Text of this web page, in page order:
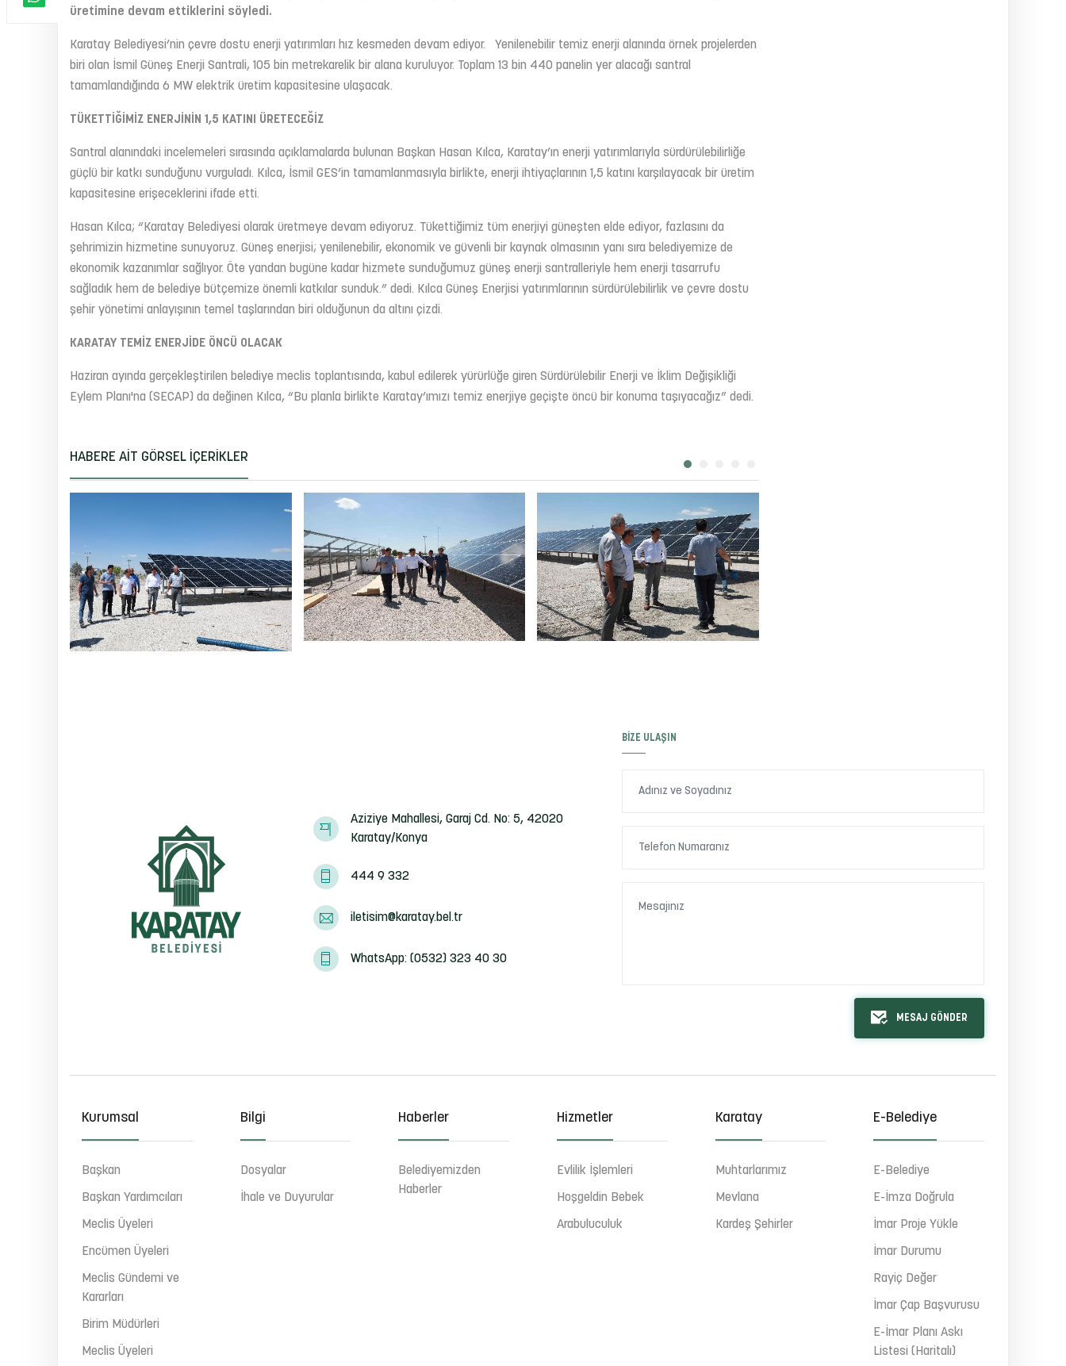
üretimine devam ettiklerini söyledi.
Karatay Belediyesi’nin çevre dostu enerji yatırımları hız kesmeden devam ediyor. Yenilenebilir temiz enerji alanında örnek projelerden
biri olan İsmil Güneş Enerji Santrali, 105 bin metrekarelik bir alana kuruluyor. Toplam 13 bin 440 panelin yer alacağı santral
tamamlandığında 6 MW elektrik üretim kapasitesine ulaşacak.
TÜKETTİĞİMİZ ENERJİNİN 1,5 KATINI ÜRETECEĞİZ
Santral alanındaki incelemeleri sırasında açıklamalarda bulunan Başkan Hasan Kılca, Karatay’ın enerji yatırımlarıyla sürdürülebilirliğe
güçlü bir katkı sunduğunu vurguladı. Kılca, İsmil GES’in tamamlanmasıyla birlikte, enerji ihtiyaçlarının 1,5 katını karşılayacak bir üretim
kapasitesine erişeceklerini ifade etti.
Hasan Kılca; “Karatay Belediyesi olarak üretmeye devam ediyoruz. Tükettiğimiz tüm enerjiyi güneşten elde ediyor, fazlasını da
şehrimizin hizmetine sunuyoruz. Güneş enerjisi; yenilenebilir, ekonomik ve güvenli bir kaynak olmasının yanı sıra belediyemize de
ekonomik kazanımlar sağlıyor. Öte yandan bugüne kadar hizmete sunduğumuz güneş enerji santralleriyle hem enerji tasarrufu
sağladık hem de belediye bütçemize önemli katkılar sunduk.” dedi. Kılca Güneş Enerjisi yatırımlarının sürdürülebilirlik ve çevre dostu
şehir yönetimi anlayışının temel taşlarından biri olduğunun da altını çizdi.
KARATAY TEMİZ ENERJİDE ÖNCÜ OLACAK
Haziran ayında gerçekleştirilen belediye meclis toplantısında, kabul edilerek yürürlüğe giren Sürdürülebilir Enerji ve İklim Değişikliği
Eylem Planı'na (SECAP) da değinen Kılca, “Bu planla birlikte Karatay’ımızı temiz enerjiye geçişte öncü bir konuma taşıyacağız” dedi.
HABERE AIT GÖRSEL İÇERIKLER
Aziziye Mahallesi, Garaj Cd. No: 5, 42020
Karatay/Konya
444 9 332
iletisim@karatay.bel.tr
WhatsApp: (0532) 323 40 30
BIZE ULAŞIN
MESAJ GÖNDER
Kurumsal
Başkan
Başkan Yardımcıları
Meclis Üyeleri
Encümen Üyeleri
Meclis Gündemi ve
Kararları
Birim Müdürleri
Meclis Üyeleri
Bilgi
Dosyalar
İhale ve Duyurular
Haberler
Belediyemizden
Haberler
Hizmetler
Evlilik İşlemleri
Hoşgeldin Bebek
Arabuluculuk
Karatay
Muhtarlarımız
Mevlana
Kardeş Şehirler
E-Belediye
E-Belediye
E-İmza Doğrula
İmar Proje Yükle
İmar Durumu
Rayiç Değer
İmar Çap Başvurusu
E-İmar Planı Askı
Listesi (Haritalı)